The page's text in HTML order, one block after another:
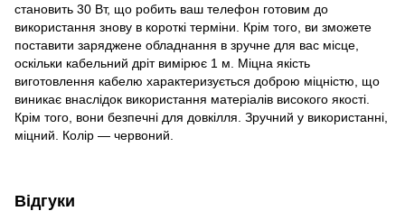
становить 30 Вт, що робить ваш телефон готовим до
використання знову в короткі терміни. Крім того, ви зможете
поставити заряджене обладнання в зручне для вас місце,
оскільки кабельний дріт вимірює 1 м. Міцна якість
виготовлення кабелю характеризується доброю міцністю, що
виникає внаслідок використання матеріалів високого якості.
Крім того, вони безпечні для довкілля. Зручний у використанні,
міцний. Колір — червоний.
Відгуки